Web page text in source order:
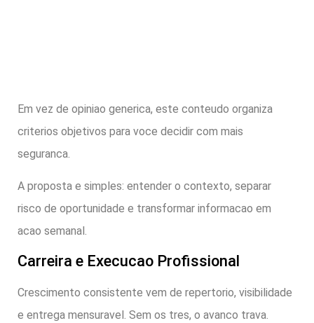
Em vez de opiniao generica, este conteudo organiza
criterios objetivos para voce decidir com mais
seguranca.
A proposta e simples: entender o contexto, separar
risco de oportunidade e transformar informacao em
acao semanal.
Carreira e Execucao Profissional
Crescimento consistente vem de repertorio, visibilidade
e entrega mensuravel. Sem os tres, o avanco trava.